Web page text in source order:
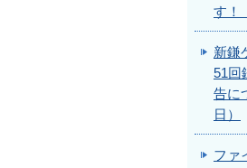
す！
新鎌
51回
告に
日）
ファ